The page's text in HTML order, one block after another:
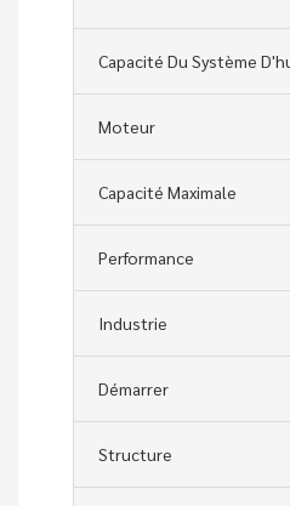
Capacité Du Système
Moteur
Capacité Maximale
Performance
Industrie
Démarrer
Structure